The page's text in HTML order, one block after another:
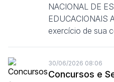
NACIONAL DE
EDUCACIONAIS
exercício de sua
30/06/2026 08:06
Concursos e